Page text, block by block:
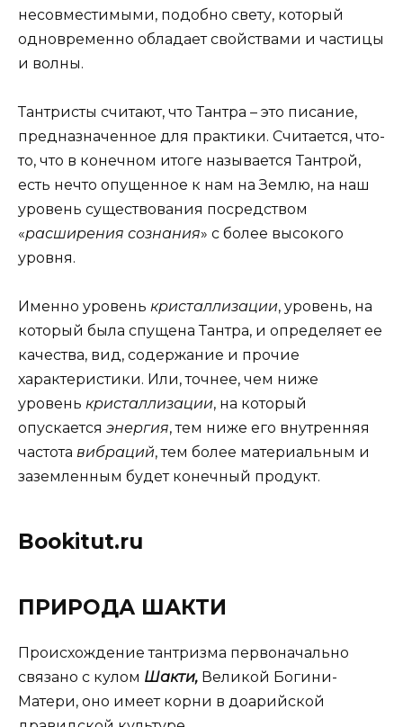
несовместимыми, подобно свету, который
одновременно обладает свойствами и частицы
и волны.
Тантристы считают, что Тантра – это писание,
предназначенное для практики. Считается, что-
то, что в конечном итоге называется Тантрой,
есть нечто опущенное к нам на Землю, на наш
уровень существования посредством
«расширения сознания» с более высокого
уровня.
Именно уровень кристаллизации, уровень, на
который была спущена Тантра, и определяет ее
качества, вид, содержание и прочие
характеристики. Или, точнее, чем ниже
уровень кристаллизации, на который
опускается энергия, тем ниже его внутренняя
частота вибраций, тем более материальным и
заземленным будет конечный продукт.
Bookitut.ru
ПРИРОДА ШАКТИ
Происхождение тантризма первоначально
связано с кулом Шакти, Великой Богини-
Матери, оно имеет корни в доарийской